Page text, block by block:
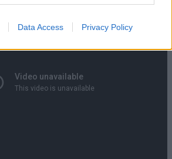
Data Access Privacy Policy